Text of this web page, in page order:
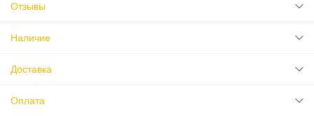
Отзывы
Наличие
Доставка
Оплата